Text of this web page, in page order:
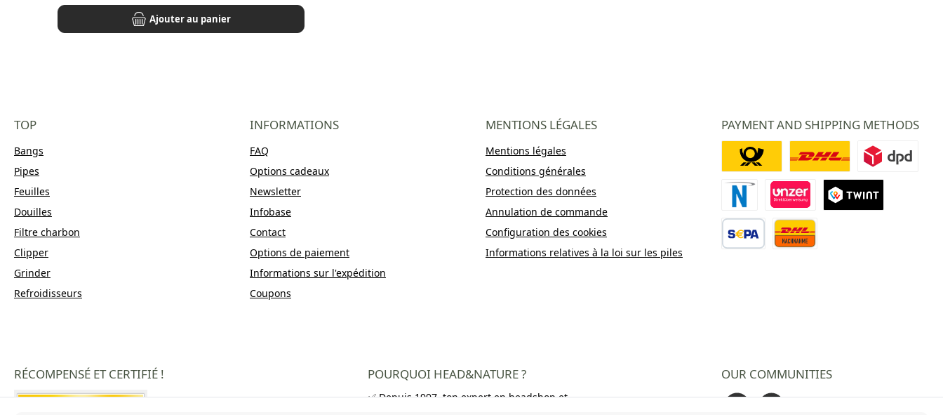
Ajouter au panier
TOP
Bangs
Pipes
Feuilles
Douilles
Filtre charbon
Clipper
Grinder
Refroidisseurs
INFORMATIONS
FAQ
Options cadeaux
Newsletter
Infobase
Contact
Options de paiement
Informations sur l'expédition
Coupons
MENTIONS LÉGALES
Mentions légales
Conditions générales
Protection des données
Annulation de commande
Configuration des cookies
Informations relatives à la loi sur les piles
PAYMENT AND SHIPPING METHODS
Paiement Novalnet
Virement direct
Deutsche PostDHL DPD
RÉCOMPENSÉ ET CERTIFIÉ ! POURQUOI HEAD&NATURE ?
✅ Depuis 1997, ton expert en headshop et
OUR COMMUNITIES